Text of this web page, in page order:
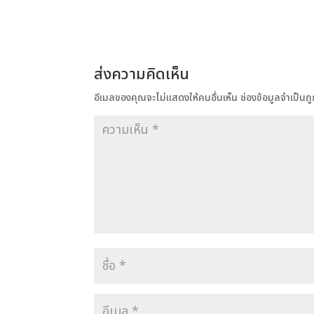
ส่งความคิดเห็น
อีเมลของคุณจะไม่แสดงให้คนอื่นเห็น ช่องข้อมูลจำเป็น